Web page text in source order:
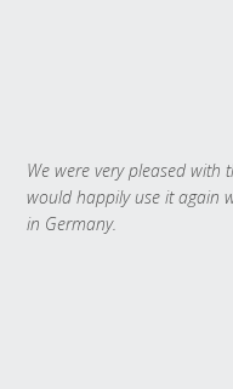
We were very pleased with
would happily use it again
in Germany.